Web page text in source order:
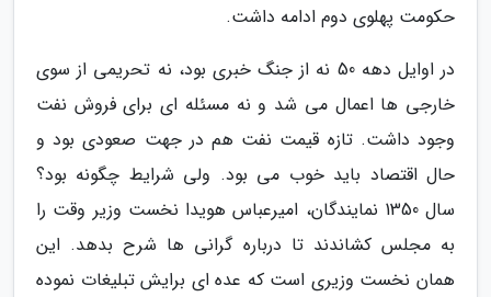
حکومت پهلوی دوم ادامه داشت.
در اوایل دهه 50 نه از جنگ خبری بود، نه تحریمی از سوی
خارجی ها اعمال می شد و نه مسئله ای برای فروش نفت
وجود داشت. تازه قیمت نفت هم در جهت صعودی بود و
حال اقتصاد باید خوب می بود. ولی شرایط چگونه بود؟
سال 1350 نمایندگان، امیرعباس هویدا نخست وزیر وقت را
به مجلس کشاندند تا درباره گرانی ها شرح بدهد. این
همان نخست وزیری است که عده ای برایش تبلیغات نموده